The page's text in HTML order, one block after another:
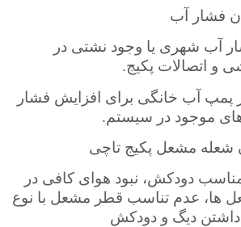
فشار آب
آب شهری یا وجود نشتی در
و اتصالات پکیج.
پمپ آب خانگی برای افزایش فشار
موجود در سیستم.
شعله مشعل پکیج تاچی
دودکش، نبود هوای کافی در
ها، عدم تناسب قطر مشعل با نوع
دیگ و دودکش